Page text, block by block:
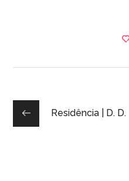
Residência | D. D.